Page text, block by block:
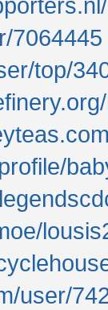
7064445
top/
user/